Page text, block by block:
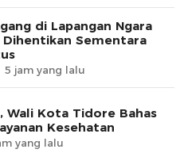
di Lapangan Ngara
Sementara
5 jam yang lalu
Wali Kota Tidore Bahas
Kesehatan
yang lalu